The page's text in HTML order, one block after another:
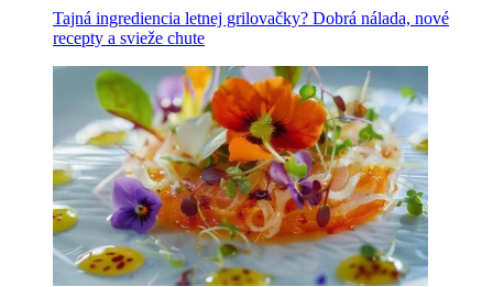
Tajná ingrediencia letnej grilovačky? Dobrá nálada, nové
recepty a svieže chute